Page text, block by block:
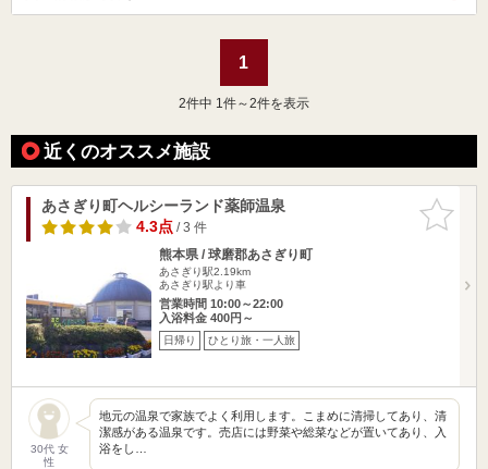
1
2件中 1件～2件を表示
近くのオススメ施設
お気に入
りに追加
あさぎり町ヘルシーランド薬師温泉
4.3点/ 3 件
熊本県 / 球磨郡あさぎり町
あさぎり駅2.19km
あさぎり駅より車
営業時間 10:00～22:00
入浴料金 400円～
日帰り ひとり旅・一人旅
30代 女
性
地元の温泉で家族でよく利用します。こまめに清掃してあり、清
潔感がある温泉です。売店には野菜や総菜などが置いてあり、入
浴をし…